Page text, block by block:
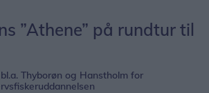
”Athene” på rundtur til
Thyborøn og Hanstholm for